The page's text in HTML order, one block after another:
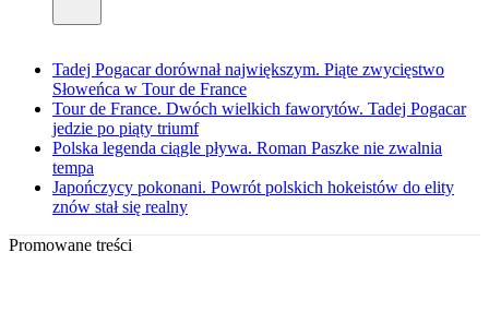
Tadej Pogacar dorównał największym. Piąte zwycięstwo
Słoweńca w Tour de France
Tour de France. Dwóch wielkich faworytów. Tadej Pogacar
jedzie po piąty triumf
Polska legenda ciągle pływa. Roman Paszke nie zwalnia
tempa
Japończycy pokonani. Powrót polskich hokeistów do elity
znów stał się realny
Promowane treści